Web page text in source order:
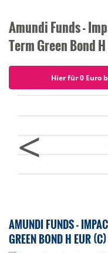
Amundi Funds -
Term Green Bond
Hier für 0 Euro
<
AMUNDI FUNDS -
GREEN BOND H EUR